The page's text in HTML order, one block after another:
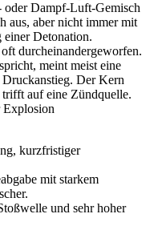
oder Dampf-Luft-Gemisch
aus, aber nicht immer mit
einer Detonation.
durcheinandergeworfen.
spricht, meint meist eine
Der Kern
auf eine Zündquelle.
Explosion
kurzfristiger
mit starkem
und sehr hoher